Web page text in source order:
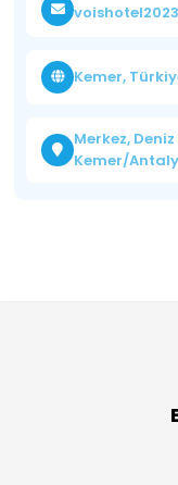
Kemer,
Merkez,
Kemer/